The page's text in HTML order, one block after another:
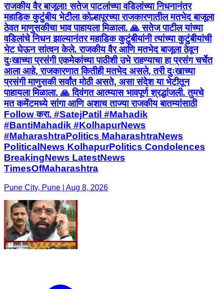
राजकीय वैर बाजूला! सतेज पाटलांच्या वडिलांच्या निधनानंतर
महाडिक कुटुंबीय भेटीला कोल्हापूरच्या राजकारणातील मतभेद बाजूला
ठेवत माणुसकीचा भाव पाहायला मिळाला. 🙏 सतेज पाटील यांच्या
वडिलांचे निधन झाल्यानंतर महाडिक कुटुंबीयांनी त्यांच्या कुटुंबीयांची
भेट घेऊन सांत्वन केले. राजकीय वैर आणि मतभेद बाजूला ठेवून
दुःखाच्या प्रसंगी एकमेकांच्या पाठीशी उभे राहण्याचा हा प्रसंग चर्चेत
आला आहे. राजकारणात कितीही मतभेद असले, तरी दुःखाच्या
प्रसंगी माणुसकी सर्वांत मोठी असते, असा संदेश या भेटीतून
पाहायला मिळाला. 🙏 दिवंगत आत्म्यास भावपूर्ण श्रद्धांजली. तुमचे
मत कमेंटमध्ये सांगा आणि अशाच ताज्या राजकीय बातम्यांसाठी
Follow करा. #SatejPatil #Mahadik
#BantiMahadik #KolhapurNews
#MaharashtraPolitics MaharashtraNews
PoliticalNews KolhapurPolitics Condolences
BreakingNews LatestNews
TimesOfMaharashtra
Pune City, Pune | Aug 8, 2026